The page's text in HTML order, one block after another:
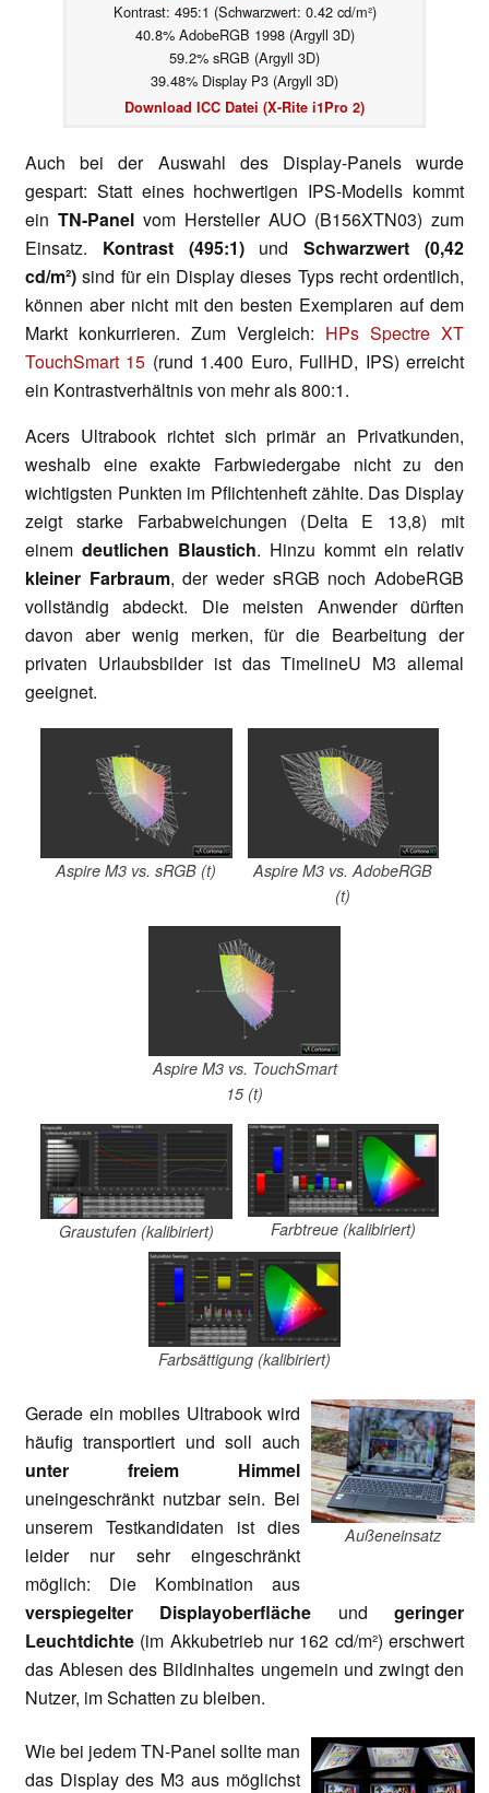
Kontrast: 495:1 (Schwarzwert: 0.42 cd/m²)
40.8% AdobeRGB 1998 (Argyll 3D)
59.2% sRGB (Argyll 3D)
39.48% Display P3 (Argyll 3D)
Download ICC Datei (X-Rite i1Pro 2)
Auch bei der Auswahl des Display-Panels wurde
gespart: Statt eines hochwertigen IPS-Modells kommt
ein TN-Panel vom Hersteller AUO (B156XTN03) zum
Einsatz. Kontrast (495:1)undSchwarzwert (0,42
cd/m²) sind für ein Display dieses Typs recht ordentlich,
können aber nicht mit den besten Exemplaren auf dem
Markt konkurrieren. Zum Vergleich: HPs Spectre XT
TouchSmart 15 (rund 1.400 Euro, FullHD, IPS) erreicht
ein Kontrastverhältnis von mehr als 800:1.
Acers Ultrabook richtet sich primär an Privatkunden,
weshalb eine exakte Farbwiedergabe nicht zu den
wichtigsten Punkten im Pflichtenheft zählte. Das Display
zeigt starke Farbabweichungen (Delta E 13,8) mit
einem deutlichen Blaustich. Hinzu kommt ein relativ
kleiner Farbraum, der weder sRGB noch AdobeRGB
vollständig abdeckt. Die meisten Anwender dürften
davon aber wenig merken, für die Bearbeitung der
privaten Urlaubsbilder ist das TimelineU M3 allemal
geeignet.
Aspire M3 vs. sRGB (t)
Aspire M3 vs. AdobeRGB
(t)
Aspire M3 vs. TouchSmart
15 (t)
Graustufen (kalibiriert) Farbtreue (kalibiriert)
Farbsättigung (kalibiriert)
Außeneinsatz
Gerade ein mobiles Ultrabook wird
häufig transportiert und soll auch
unter freiem Himmel
uneingeschränkt nutzbar sein. Bei
unserem Testkandidaten ist dies
leider nur sehr eingeschränkt
möglich: Die Kombination aus
verspiegelter Displayoberfläche undgeringer
Leuchtdichte (im Akkubetrieb nur 162 cd/m²) erschwert
das Ablesen des Bildinhaltes ungemein und zwingt den
Nutzer, im Schatten zu bleiben.
Wie bei jedem TN-Panel sollte man
das Display des M3 aus möglichst